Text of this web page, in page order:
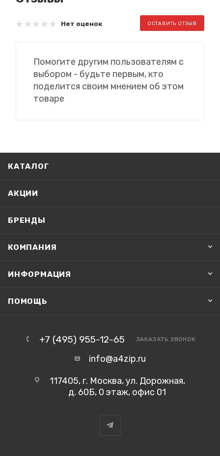
Нет оценок ОСТАВИТЬ ОТЗЫВ
Помогите другим пользователям с
выбором - будьте первым, кто
поделится своим мнением об этом
товаре
КАТАЛОГ
АКЦИИ
БРЕНДЫ
КОМПАНИЯ
ИНФОРМАЦИЯ
ПОМОЩЬ
+7 (495) 955-12-65 ЗАКАЗАТЬ ЗВОНОК
info@a4zip.ru
117405, г. Москва, ул. Дорожная,
д. 60Б, 0 этаж, офис 01